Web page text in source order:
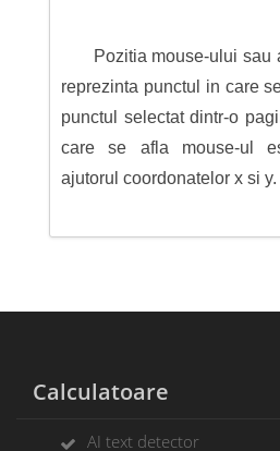
Pozitia mouse-ului sau
reprezinta punctul in care
punctul selectat dintr-o
care se afla mouse-ul
ajutorul coordonatelor x si y.
Calculatoare
AI text detector